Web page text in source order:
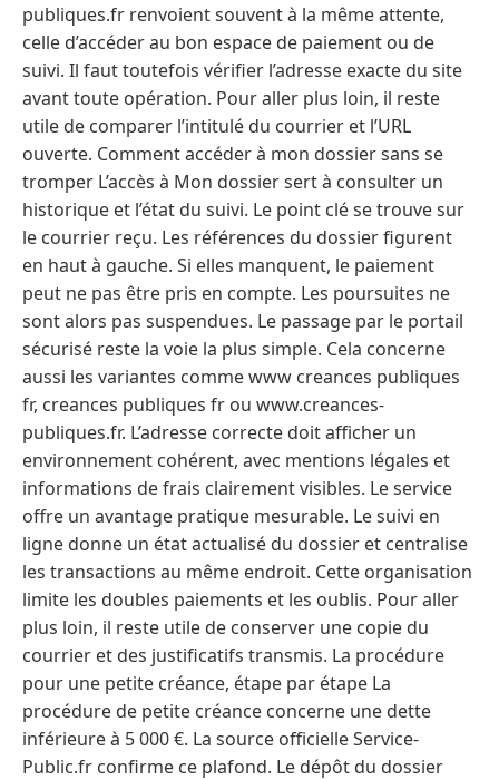
publiques.fr renvoient souvent à la même attente,
celle d’accéder au bon espace de paiement ou de
suivi. Il faut toutefois vérifier l’adresse exacte du site
avant toute opération. Pour aller plus loin, il reste
utile de comparer l’intitulé du courrier et l’URL
ouverte. Comment accéder à mon dossier sans se
tromper L’accès à Mon dossier sert à consulter un
historique et l’état du suivi. Le point clé se trouve sur
le courrier reçu. Les références du dossier figurent
en haut à gauche. Si elles manquent, le paiement
peut ne pas être pris en compte. Les poursuites ne
sont alors pas suspendues. Le passage par le portail
sécurisé reste la voie la plus simple. Cela concerne
aussi les variantes comme www creances publiques
fr, creances publiques fr ou www.creances-
publiques.fr. L’adresse correcte doit afficher un
environnement cohérent, avec mentions légales et
informations de frais clairement visibles. Le service
offre un avantage pratique mesurable. Le suivi en
ligne donne un état actualisé du dossier et centralise
les transactions au même endroit. Cette organisation
limite les doubles paiements et les oublis. Pour aller
plus loin, il reste utile de conserver une copie du
courrier et des justificatifs transmis. La procédure
pour une petite créance, étape par étape La
procédure de petite créance concerne une dette
inférieure à 5 000 €. La source officielle Service-
Public.fr confirme ce plafond. Le dépôt du dossier